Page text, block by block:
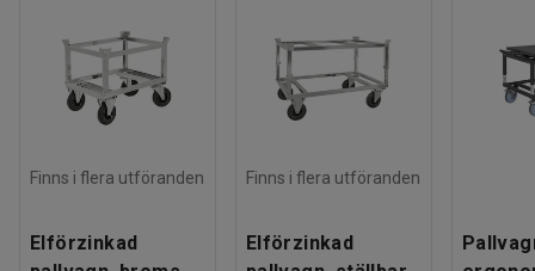
Finns i flera utföranden
Elförzinkad
Finns i flera utföranden
Elförzinkad